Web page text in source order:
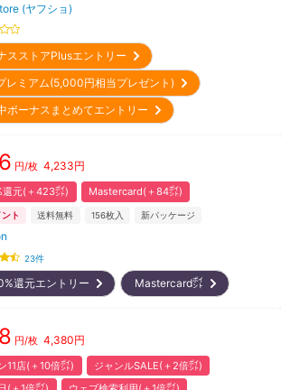
(ヤフショ)
スストアPlusエントリー
レミアム(5,000円相当プレゼント)
ボーナスまとめてエントリー
円/枚 4,233円
還元(＋423㌽) Mastercard(＋84㌽)
ト 送料無料 156枚入 新パッケージ
23件
還元エントリー Mastercard㌽
円/枚 4,380円
11店(＋10倍㌽)
ジャンルSALE(＋2倍㌽)